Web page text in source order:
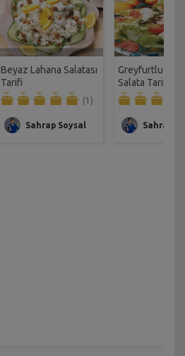
Beyaz Lahana Salatası
Tarifi
(1)
Sahrap Soysal
Greyfurtlu
Salata Tarifi
Sahrap